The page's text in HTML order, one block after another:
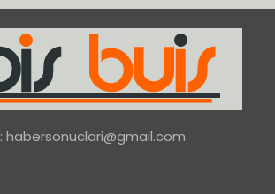
habersonuclari@gmail.com